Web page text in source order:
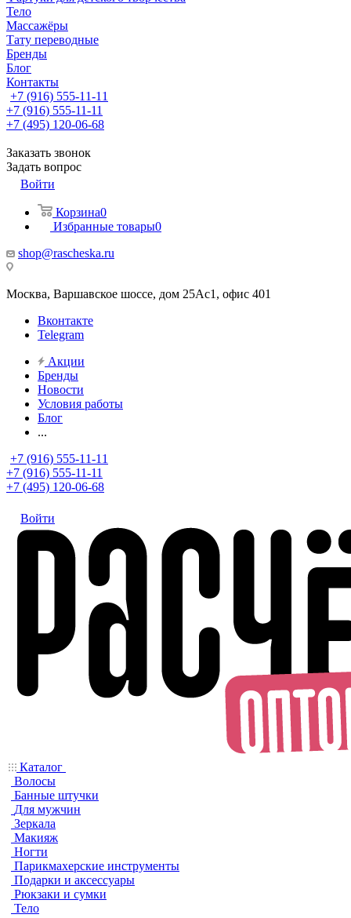
Тело
Массажёры
Тату переводные
Бренды
Блог
Контакты
+7 (916) 555-11-11
+7 (916) 555-11-11
+7 (495) 120-06-68
Заказать звонок
Задать вопрос
Войти
Корзина0
Избранные товары0
shop@rascheska.ru
Москва, Варшавское шоссе, дом 25Аc1, офис 401
Вконтакте
Telegram
Акции
Бренды
Новости
Условия работы
Блог
...
+7 (916) 555-11-11
+7 (916) 555-11-11
+7 (495) 120-06-68
Войти
Каталог
Волосы
Банные штучки
Для мужчин
Зеркала
Макияж
Ногти
Парикмахерские инструменты
Подарки и аксессуары
Рюкзаки и сумки
Тело